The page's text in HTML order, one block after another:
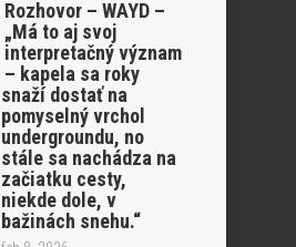
Rozhovor – WAYD –
„Má to aj svoj
interpretačný význam
– kapela sa roky
snaží dostať na
pomyselný vrchol
undergroundu, no
stále sa nachádza na
začiatku cesty,
niekde dole, v
bažinách snehu.“